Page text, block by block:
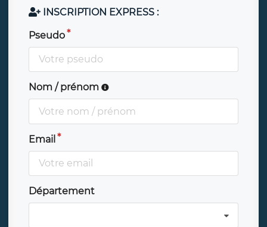
INSCRIPTION EXPRESS :
Pseudo
Nom / prénom
Email
Département